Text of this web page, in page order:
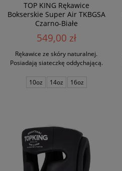
TOP KING Rękawice
Bokserskie Super Air TKBGSA
Czarno-Białe
549,00 zł
Rękawice ze skóry naturalnej.
Posiadają siateczkę oddychającą.
10oz 14oz 16oz